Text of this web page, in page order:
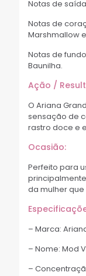
Notas de
Notas de
Marshmallow
Notas de
Baunilha.
Ação /
O Ariana
sensação de
rastro doce e
Ocasião:
Perfeito para
da mulher que
– Marca:
– Nome: Mod
–